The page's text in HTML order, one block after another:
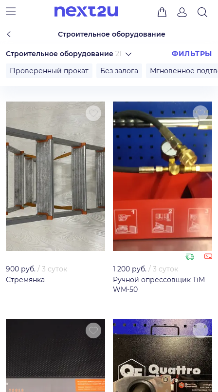
Строительное оборудование
Строительное оборудование 21
ФИЛЬТРЫ
Проверенный прокат
Без залога Мгновенное
900 руб. / 3 суток
Стремянка
1 200 руб. / 3 суток
Ручной опрессовщик TiM
WM-50